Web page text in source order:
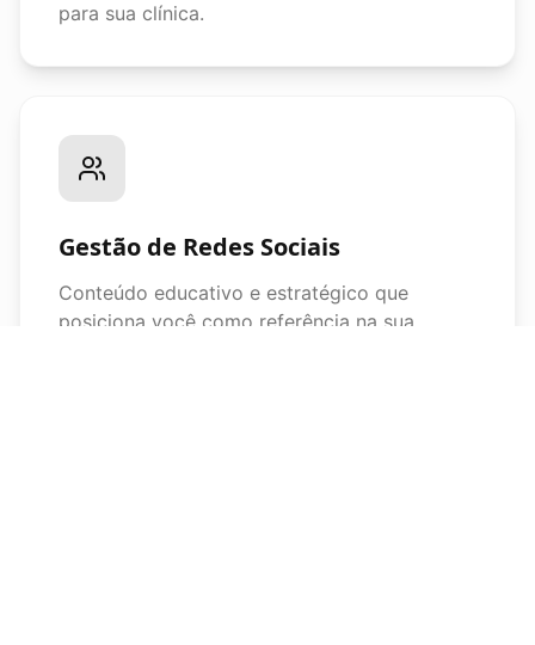
para sua clínica.
Gestão de Redes Sociais
Conteúdo educativo e estratégico que
posiciona você como referência na sua